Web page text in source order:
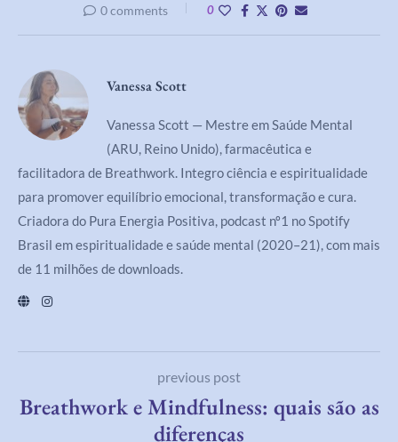
0 comments 0
Vanessa Scott
Vanessa Scott — Mestre em Saúde Mental
(ARU, Reino Unido), farmacêutica e
facilitadora de Breathwork. Integro ciência e espiritualidade
para promover equilíbrio emocional, transformação e cura.
Criadora do Pura Energia Positiva, podcast nº1 no Spotify
Brasil em espiritualidade e saúde mental (2020–21), com mais
de 11 milhões de downloads.
previous post
Breathwork e Mindfulness: quais são as
diferenças